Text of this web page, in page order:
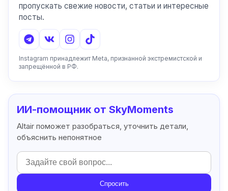
пропускать свежие новости, статьи и интересные
посты.
Instagram принадлежит Meta, признанной экстремистской и
запрещённой в РФ.
ИИ-помощник от SkyMoments
Altair поможет разобраться, уточнить детали,
объяснить непонятное
Спросить